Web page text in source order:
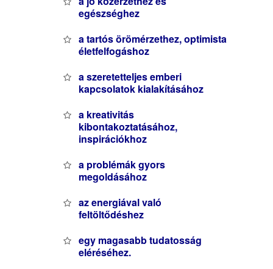
egészséghez
a tartós örömérzethez, optimista
életfelfogáshoz
a szeretetteljes emberi
kapcsolatok kialakításához
a kreativitás
kibontakoztatásához,
inspirációkhoz
a problémák gyors
megoldásához
az energiával való
feltöltődéshez
egy magasabb tudatosság
eléréséhez.